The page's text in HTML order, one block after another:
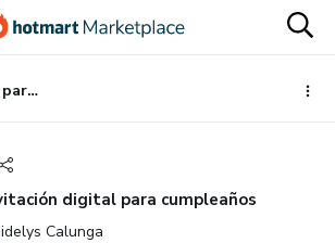
Invitación digital para cumpleaños
digital para cumpleaños
Calunga